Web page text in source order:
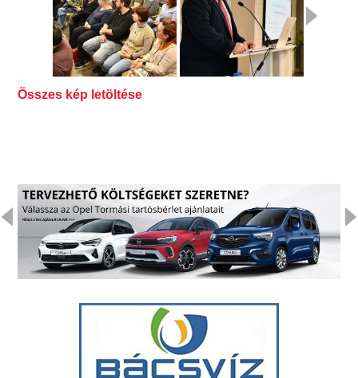
Összes kép letöltése